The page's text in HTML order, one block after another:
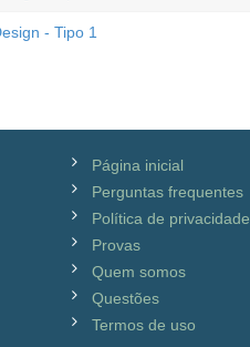
- Tipo 1
Página inicial
Perguntas frequentes
Política de privacidade
Provas
Quem somos
Questões
Termos de uso